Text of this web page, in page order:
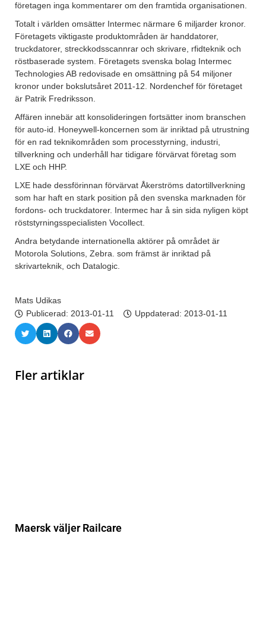
företagen inga kommentarer om den framtida organisationen.
Totalt i världen omsätter Intermec närmare 6 miljarder kronor.
Företagets viktigaste produktområden är handdatorer,
truckdatorer, streckkodsscannrar och skrivare, rfidteknik och
röstbaserade system. Företagets svenska bolag Intermec
Technologies AB redovisade en omsättning på 54 miljoner
kronor under bokslutsåret 2011-12. Nordenchef för företaget
är Patrik Fredriksson.
Affären innebär att konsolideringen fortsätter inom branschen
för auto-id. Honeywell-koncernen som är inriktad på utrustning
för en rad teknikområden som processtyrning, industri,
tillverkning och underhåll har tidigare förvärvat företag som
LXE och HHP.
LXE hade dessförinnan förvärvat Åkerströms datortillverkning
som har haft en stark position på den svenska marknaden för
fordons- och truckdatorer. Intermec har å sin sida nyligen köpt
röststyrningsspecialisten Vocollect.
Andra betydande internationella aktörer på området är
Motorola Solutions, Zebra. som främst är inriktad på
skrivarteknik, och Datalogic.
Mats Udikas
Publicerad: 2013-01-11 Uppdaterad: 2013-01-11
Fler artiklar
Maersk väljer Railcare